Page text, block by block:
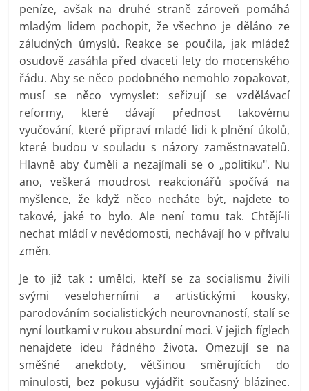
peníze, avšak na druhé straně zároveň pomáhá
mladým lidem pochopit, že všechno je děláno ze
záludných úmyslů. Reakce se poučila, jak mládež
osudově zasáhla před dvaceti lety do mocenského
řádu. Aby se něco podobného nemohlo zopakovat,
musí se něco vymyslet: seřizují se vzdělávací
reformy, které dávají přednost takovému
vyučování, které připraví mladé lidi k plnění úkolů,
které budou v souladu s názory zaměstnavatelů.
Hlavně aby čuměli a nezajímali se o „politiku". Nu
ano, veškerá moudrost reakcionářů spočívá na
myšlence, že když něco necháte být, najdete to
takové, jaké to bylo. Ale není tomu tak. Chtějí-li
nechat mládí v nevědomosti, nechávají ho v přívalu
změn.
Je to již tak : umělci, kteří se za socialismu živili
svými veseloherními a artistickými kousky,
parodováním socialistických neurovnaností, stalí se
nyní loutkami v rukou absurdní moci. V jejich fíglech
nenajdete ideu řádného života. Omezují se na
směšné anekdoty, většinou směrujících do
minulosti, bez pokusu vyjádřit současný blázinec.